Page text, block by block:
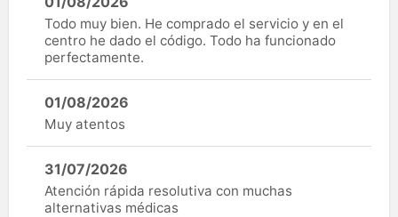
Todo muy bien. He comprado el servicio y en el
centro he dado el código. Todo ha funcionado
perfectamente.
01/08/2026
Muy atentos
31/07/2026
Atención rápida resolutiva con muchas
alternativas médicas